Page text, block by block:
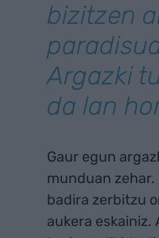
bizitzen
Argazki
da lan
Gaur egun
munduan
badira zerbitzu
aukera eskainiz.